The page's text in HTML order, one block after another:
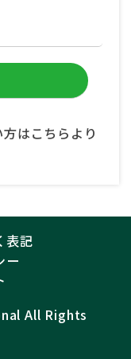
はこちらより
表記
ー
All Rights